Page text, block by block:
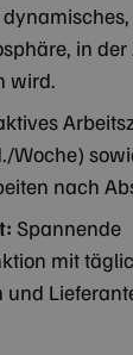
in
wird.
Woche)
nach
Spannende
mit
und